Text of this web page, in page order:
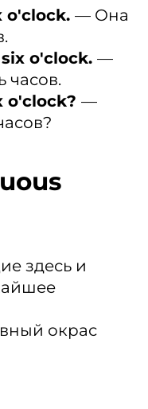
o'clock. — Она
o'clock. —
часов.
o'clock? —
здесь и
окрас